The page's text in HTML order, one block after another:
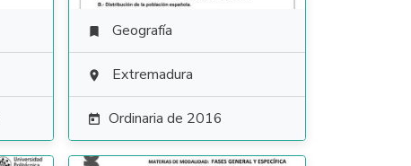
 Geografía
 Extremadura
 Ordinaria de 2016